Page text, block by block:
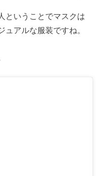
ということでマスクは
アルな服装ですね。